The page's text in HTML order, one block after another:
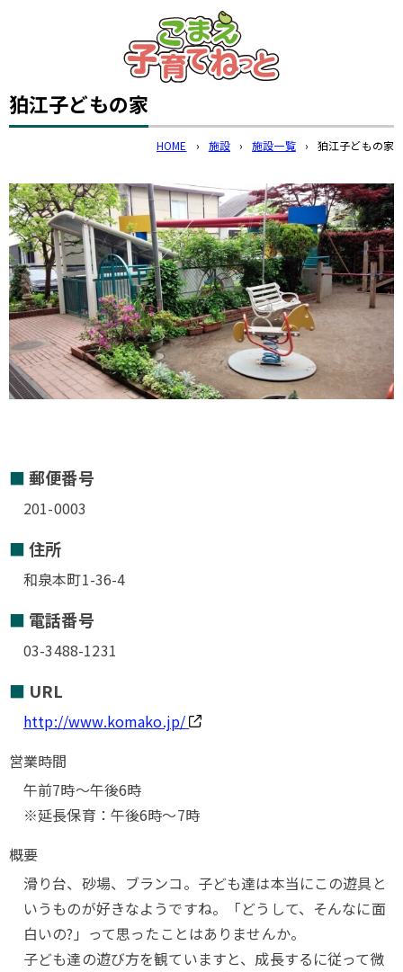
このページの本文へ
狛江子どもの家
HOME › 施設 › 施設一覧 › 狛江子どもの家
郵便番号
201-0003
住所
和泉本町1-36-4
電話番号
03-3488-1231
URL
http://www.komako.jp/
営業時間
午前7時～午後6時
※延長保育：午後6時～7時
概要
滑り台、砂場、ブランコ。子ども達は本当にこの遊具と
いうものが好きなようですね。「どうして、そんなに面
白いの?」って思ったことはありませんか。
子ども達の遊び方を観ていますと、成長するに従って微